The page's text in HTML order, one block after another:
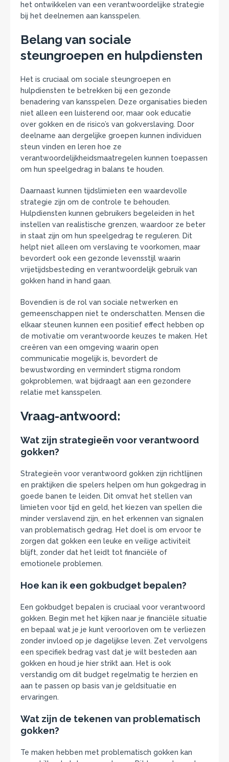
het ontwikkelen van een verantwoordelijke strategie
bij het deelnemen aan kansspelen.
Belang van sociale
steungroepen en hulpdiensten
Het is cruciaal om sociale steungroepen en
hulpdiensten te betrekken bij een gezonde
benadering van kansspelen. Deze organisaties bieden
niet alleen een luisterend oor, maar ook educatie
over gokken en de risico’s van gokverslaving. Door
deelname aan dergelijke groepen kunnen individuen
steun vinden en leren hoe ze
verantwoordelijkheidsmaatregelen kunnen toepassen
om hun speelgedrag in balans te houden.
Daarnaast kunnen tijdslimieten een waardevolle
strategie zijn om de controle te behouden.
Hulpdiensten kunnen gebruikers begeleiden in het
instellen van realistische grenzen, waardoor ze beter
in staat zijn om hun speelgedrag te reguleren. Dit
helpt niet alleen om verslaving te voorkomen, maar
bevordert ook een gezonde levensstijl waarin
vrijetijdsbesteding en verantwoordelijk gebruik van
gokken hand in hand gaan.
Bovendien is de rol van sociale netwerken en
gemeenschappen niet te onderschatten. Mensen die
elkaar steunen kunnen een positief effect hebben op
de motivatie om verantwoorde keuzes te maken. Het
creëren van een omgeving waarin open
communicatie mogelijk is, bevordert de
bewustwording en vermindert stigma rondom
gokproblemen, wat bijdraagt aan een gezondere
relatie met kansspelen.
Vraag-antwoord:
Wat zijn strategieën voor verantwoord
gokken?
Strategieën voor verantwoord gokken zijn richtlijnen
en praktijken die spelers helpen om hun gokgedrag in
goede banen te leiden. Dit omvat het stellen van
limieten voor tijd en geld, het kiezen van spellen die
minder verslavend zijn, en het erkennen van signalen
van problematisch gedrag. Het doel is om ervoor te
zorgen dat gokken een leuke en veilige activiteit
blijft, zonder dat het leidt tot financiële of
emotionele problemen.
Hoe kan ik een gokbudget bepalen?
Een gokbudget bepalen is cruciaal voor verantwoord
gokken. Begin met het kijken naar je financiële situatie
en bepaal wat je je kunt veroorloven om te verliezen
zonder invloed op je dagelijkse leven. Zet vervolgens
een specifiek bedrag vast dat je wilt besteden aan
gokken en houd je hier strikt aan. Het is ook
verstandig om dit budget regelmatig te herzien en
aan te passen op basis van je geldsituatie en
ervaringen.
Wat zijn de tekenen van problematisch
gokken?
Te maken hebben met problematisch gokken kan